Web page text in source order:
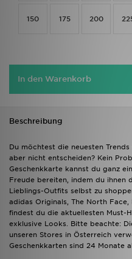
150 175 200
In den Warenkorb
Beschreibung
Du möchtest die neuesten
aber nicht entscheiden? Kein
Geschenkkarte kannst du ganz
Freude bereiten, indem du ihnen
Lieblings-Outfits selbst zu
adidas Originals, The North Face,
findest du die aktuellesten Must-
exklusive Looks. Bitte beachte:
unseren Stores in Österreich
Geschenkkarten sind 24 Monate